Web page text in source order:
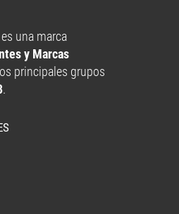
es una marca
y Marcas
principales grupos
.